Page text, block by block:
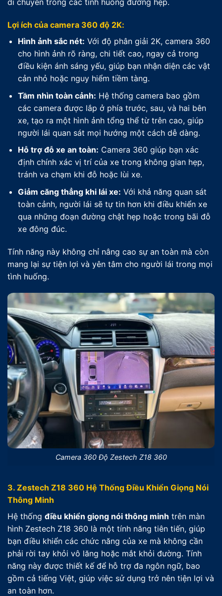
di chuyển trong các tình huống đường hẹp.
Lợi ích của camera 360 độ 2K:
Hình ảnh sắc nét: Với độ phân giải 2K, camera 360
cho hình ảnh rõ ràng, chi tiết cao, ngay cả trong
điều kiện ánh sáng yếu, giúp bạn nhận diện các vật
cản nhỏ hoặc nguy hiểm tiềm tàng.
Tầm nhìn toàn cảnh: Hệ thống camera bao gồm
các camera được lắp ở phía trước, sau, và hai bên
xe, tạo ra một hình ảnh tổng thể từ trên cao, giúp
người lái quan sát mọi hướng một cách dễ dàng.
Hỗ trợ đỗ xe an toàn: Camera 360 giúp bạn xác
định chính xác vị trí của xe trong không gian hẹp,
tránh va chạm khi đỗ hoặc lùi xe.
Giảm căng thẳng khi lái xe: Với khả năng quan sát
toàn cảnh, người lái sẽ tự tin hơn khi điều khiển xe
qua những đoạn đường chật hẹp hoặc trong bãi đỗ
xe đông đúc.
Tính năng này không chỉ nâng cao sự an toàn mà còn
mang lại sự tiện lợi và yên tâm cho người lái trong mọi
tình huống.
Camera 360 Độ Zestech Z18 360
3. Zestech Z18 360 Hệ Thống Điều Khiển Giọng Nói
Thông Minh
Hệ thống điều khiển giọng nói thông minh trên màn
hình Zestech Z18 360 là một tính năng tiên tiến, giúp
bạn điều khiển các chức năng của xe mà không cần
phải rời tay khỏi vô lăng hoặc mắt khỏi đường. Tính
năng này được thiết kế để hỗ trợ đa ngôn ngữ, bao
gồm cả tiếng Việt, giúp việc sử dụng trở nên tiện lợi và
an toàn hơn.